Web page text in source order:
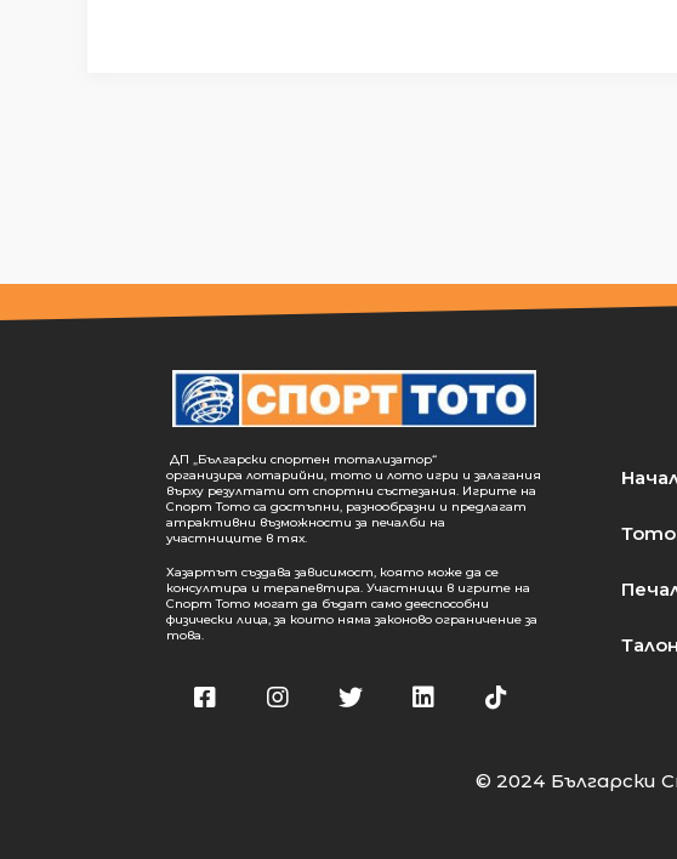
ДП „Български спортен тотализатор“
организира лотарийни, тото и лото игри и залагания
върху резултати от спортни състезания. Игрите на
Спорт Тото са достъпни, разнообразни и предлагат
атрактивни възможности за печалби на
участниците в тях.
Хазартът създава зависимост, която може да се
консултира и терапевтира. Участници в игрите на
Спорт Тото могат да бъдат само дееспособни
физически лица, за които няма законово ограничение за
това.
Тото
© 2024 Български